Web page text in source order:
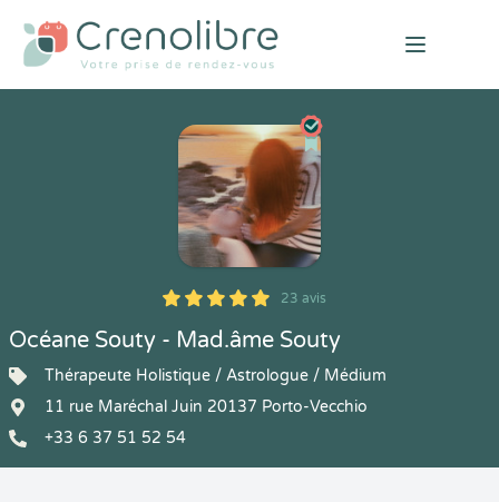
Open
5
1
5
23 23 avis
Océane Souty - Mad.âme Souty
Thérapeute Holistique / Astrologue / Médium
11 rue Maréchal Juin 20137 Porto-Vecchio
+33 6 37 51 52 54